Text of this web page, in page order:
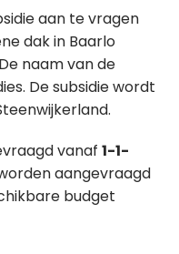
aan te vragen
dak in Baarlo
naam van de
De subsidie wordt
vanaf 1-1-
aangevraagd
budget